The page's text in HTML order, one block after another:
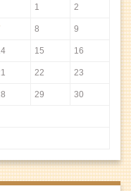
1 2
8 9
15 16
22 23
29 30